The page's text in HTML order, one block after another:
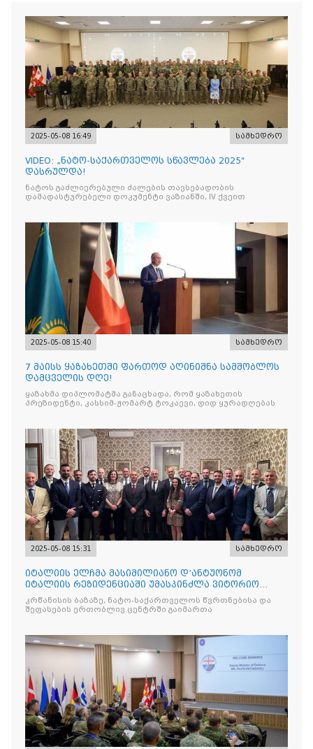
2025-05-08 16:49 სამხედრო
VIDEO: „ნატო-საქართველოს სწავლება 2025“
დასრულდა!
ნატოს გაძლიერებული ძალების თავსებადობის
დამადასტურებელი დოკუმენტი ვაზიანში, IV ქვეით
2025-05-08 15:40 სამხედრო
7 მაისს ყაზახეთში ფართოდ აღინიშნა სამშობლოს
დამცველის დღე!
ყაზახმა დიპლომატმა განაცხადა, რომ ყაზახეთის
პრეზიდენტი, კასსიმ-ჟომარტ ტოკაევი, დიდ ყურადღებას
2025-05-08 15:31 სამხედრო
იტალიის ელჩმა მასიმილიანო დ’ანტუონომ
იტალიის რეზიდენციაში უმასპინძლა ვიტორიო
ვენეტოს სახ. დივიზიის ს
კრწანისის ბაზაზე, ნატო-საქართველოს წვრთნებისა და
შეფასების ერთობლივ ცენტრში გაიმართა